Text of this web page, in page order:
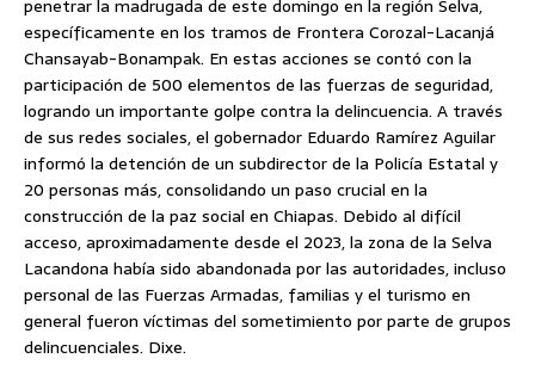
penetrar la madrugada de este domingo en la región Selva,
específicamente en los tramos de Frontera Corozal-Lacanjá
Chansayab-Bonampak. En estas acciones se contó con la
participación de 500 elementos de las fuerzas de seguridad,
logrando un importante golpe contra la delincuencia. A través
de sus redes sociales, el gobernador Eduardo Ramírez Aguilar
informó la detención de un subdirector de la Policía Estatal y
20 personas más, consolidando un paso crucial en la
construcción de la paz social en Chiapas. Debido al difícil
acceso, aproximadamente desde el 2023, la zona de la Selva
Lacandona había sido abandonada por las autoridades, incluso
personal de las Fuerzas Armadas, familias y el turismo en
general fueron víctimas del sometimiento por parte de grupos
delincuenciales. Dixe.